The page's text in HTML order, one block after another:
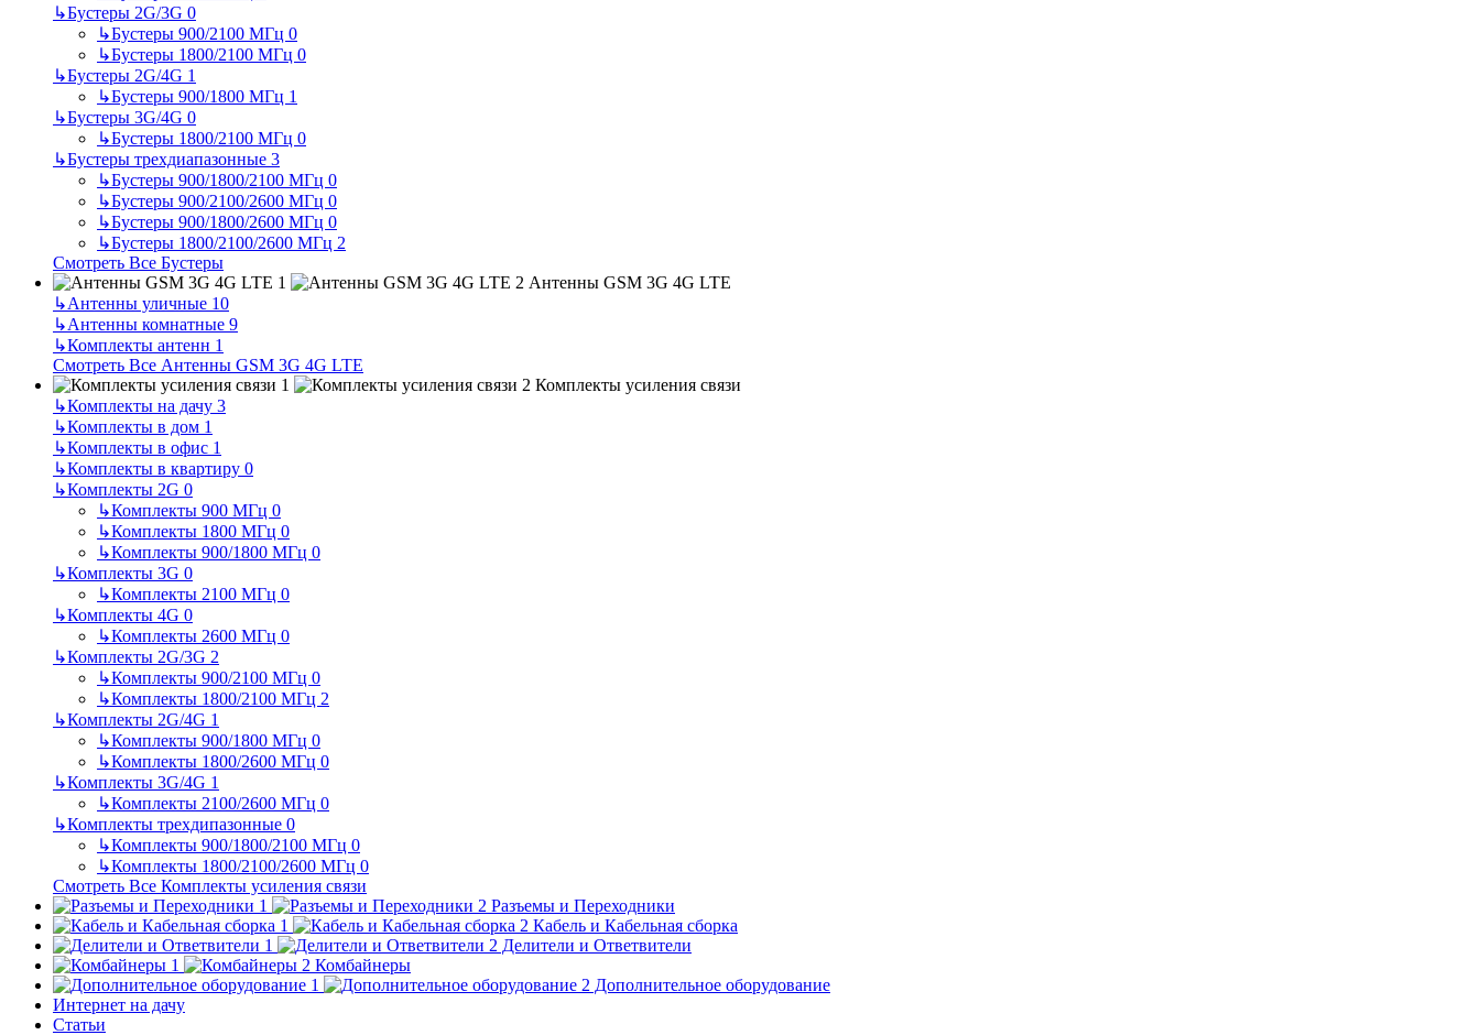
↳Бустеры 2G/3G 0
↳Бустеры 900/2100 МГц 0
↳Бустеры 1800/2100 МГц 0
↳Бустеры 2G/4G 1
↳Бустеры 900/1800 МГц 1
↳Бустеры 3G/4G 0
↳Бустеры 1800/2100 МГц 0
↳Бустеры трехдиапазонные 3
↳Бустеры 900/1800/2100 МГц 0
↳Бустеры 900/2100/2600 МГц 0
↳Бустеры 900/1800/2600 МГц 0
↳Бустеры 1800/2100/2600 МГц 2
Смотреть Все Бустеры
Антенны GSM 3G 4G LTE
↳Антенны уличные 10
↳Антенны комнатные 9
↳Комплекты антенн 1
Смотреть Все Антенны GSM 3G 4G LTE
Комплекты усиления связи
↳Комплекты на дачу 3
↳Комплекты в дом 1
↳Комплекты в офис 1
↳Комплекты в квартиру 0
↳Комплекты 2G 0
↳Комплекты 900 МГц 0
↳Комплекты 1800 МГц 0
↳Комплекты 900/1800 МГц 0
↳Комплекты 3G 0
↳Комплекты 2100 МГц 0
↳Комплекты 4G 0
↳Комплекты 2600 МГц 0
↳Комплекты 2G/3G 2
↳Комплекты 900/2100 МГц 0
↳Комплекты 1800/2100 МГц 2
↳Комплекты 2G/4G 1
↳Комплекты 900/1800 МГц 0
↳Комплекты 1800/2600 МГц 0
↳Комплекты 3G/4G 1
↳Комплекты 2100/2600 МГц 0
↳Комплекты трехдипазонные 0
↳Комплекты 900/1800/2100 МГц 0
↳Комплекты 1800/2100/2600 МГц 0
Смотреть Все Комплекты усиления связи
Разъемы и Переходники
Кабель и Кабельная сборка
Делители и Ответвители
Комбайнеры
Дополнительное оборудование
Интернет на дачу
Статьи